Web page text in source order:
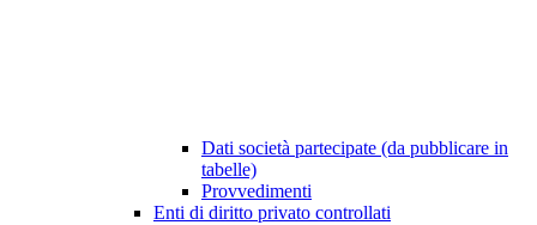
Dati società partecipate (da pubblicare in
tabelle)
Provvedimenti
Enti di diritto privato controllati